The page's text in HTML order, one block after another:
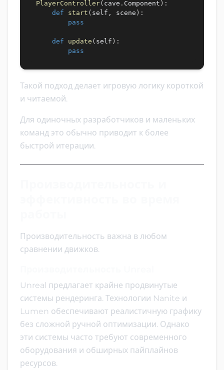
PlayerController( cave . Component ) :
def
start ( self , scene ) :
pass
def update ( self ) :
pass
Такой подход делает игровую логику короткой
и читаемой.
Для одиночных разработчиков и маленьких
команд это обычно приводит к более
быстрой итерации.
Производительность важна в любом
сравнении движков.
Unreal предлагает крайне продвинутые
системы рендеринга. Технологии Nanite и
Lumen обеспечивают реалистичную графику
без сложной ручной оптимизации. Однако
эти системы часто требуют современного
оборудования и обширных пайплайнов
ресурсов.